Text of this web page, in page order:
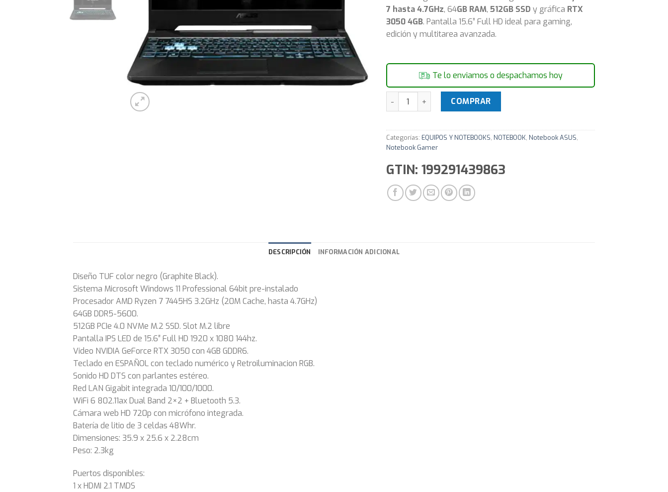
7 hasta 4.7GHz, 64GB RAM, 512GB SSD y gráfica RTX
3050 4GB. Pantalla 15.6” Full HD ideal para gaming,
edición y multitarea avanzada.
Te lo enviamos o despachamos hoy
Notebook Gamer Asus TUF Gaming A15 Ryzen 7 4.7Ghz 64GB 512GB SSD
COMPRAR
Categorías: EQUIPOS Y NOTEBOOKS, NOTEBOOK, Notebook ASUS,
Notebook Gamer
GTIN: 199291439863
DESCRIPCIÓN INFORMACIÓN ADICIONAL
Diseño TUF color negro (Graphite Black).
Sistema Microsoft Windows 11 Professional 64bit pre-instalado
Procesador AMD Ryzen 7 7445HS 3.2GHz (20M Cache, hasta 4.7GHz)
64GB DDR5-5600.
512GB PCIe 4.0 NVMe M.2 SSD. Slot M.2 libre
Pantalla IPS LED de 15.6″ Full HD 1920 x 1080 144hz.
Video NVIDIA GeForce RTX 3050 con 4GB GDDR6.
Teclado en ESPAÑOL con teclado numérico y Retroiluminacion RGB.
Sonido HD DTS con parlantes estéreo.
Red LAN Gigabit integrada 10/100/1000.
WiFi 6 802.11ax Dual Band 2×2 + Bluetooth 5.3.
Cámara web HD 720p con micrófono integrada.
Batería de litio de 3 celdas 48Whr.
Dimensiones: 35.9 x 25.6 x 2.28cm
Peso: 2.3kg
Puertos disponibles:
1 x HDMI 2.1 TMDS